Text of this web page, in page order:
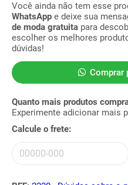
Você ainda não tem esse
WhatsApp e deixe sua
de moda gratuita para
escolher os melhores
dúvidas!
Comprar
Quanto mais produtos
Experimente adicionar mais
Calcule o frete: